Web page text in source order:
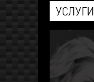
УСЛУГИ